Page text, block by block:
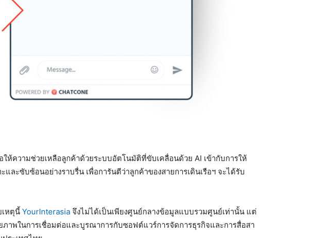
ห้ความช่วยเหลือลูกค้าด้วยระบบอัตโนมัติที่ขับเคลื่อนด้วย AI เข้ากับการให้
ละซับซ้อนอย่างราบรื่น เพื่อการันตีว่าลูกค้าของสายการเดินเรือฯ จะได้รับ
เหตุนี้ YourInterasia จึงไม่ได้เป็นเพียงศูนย์กลางข้อมูลแบบรวมศูนย์เท่านั้น แต่
าพในการเชื่อมต่อและบูรณาการกับซอฟต์แวร์การจัดการธุรกิจและการสื่อสา